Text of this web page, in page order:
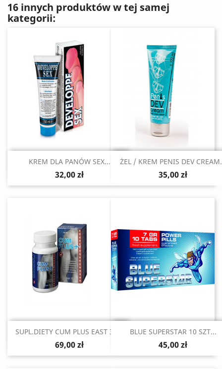
16 innych produktów w tej samej
kategorii:
Szybki podgląd
KREM DLA PANÓW SEX...
32,00 zł
Szybki podgląd
ŻEL / KREM PENIS DEV
35,00 zł
Szybki podgląd
SUPL.DIETY CUM PLUS EAST 30...
69,00 zł
Szybki podgląd
BLUE SUPERSTAR 10 SZT...
45,00 zł